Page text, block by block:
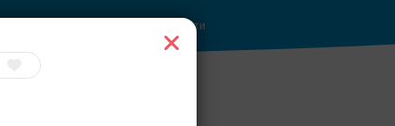
Войти